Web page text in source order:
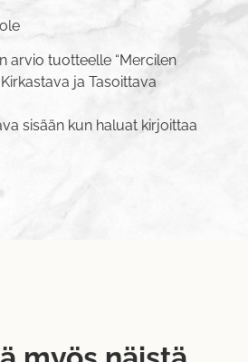
arvio tuotteelle “Mercilen
ja Tasoittava
sisään kun haluat kirjoittaa